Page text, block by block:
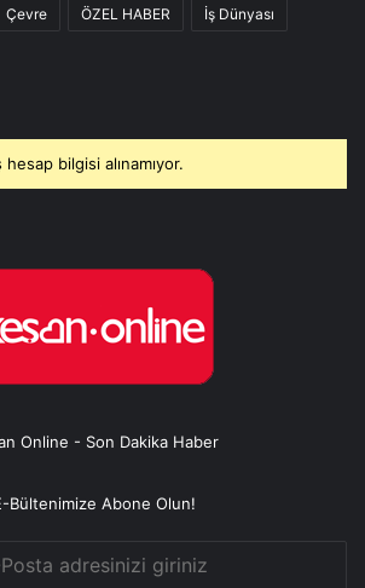
Çevre ÖZEL HABER İş Dünyası
bilgisi alınamıyor.
Online - Son Dakika Haber
Bültenimize Abone Olun!